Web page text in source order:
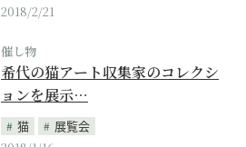
2018/2/21
催し物
希代の猫アート収集家のコレクシ
ョンを展示…
猫
展覧会